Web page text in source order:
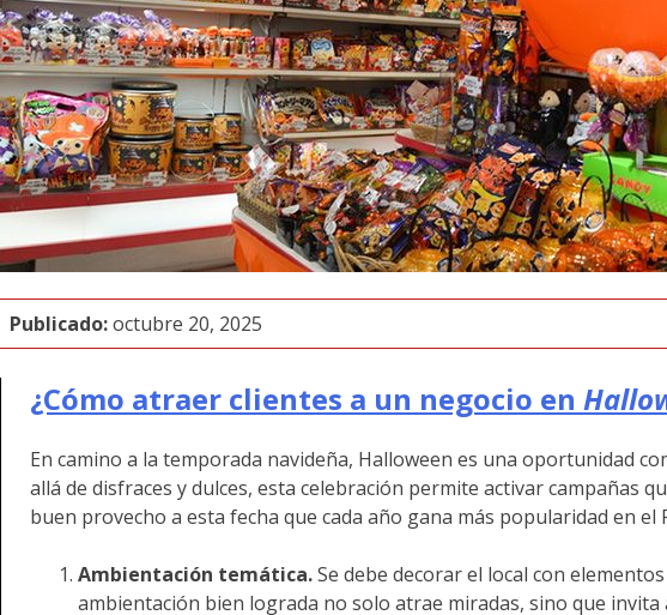
Publicado:octubre 20, 2025
¿Cómo atraer clientes a un negocio en
En camino a la temporada navideña, Halloween es una oportunidad
allá de disfraces y dulces, esta celebración permite activar campañas
buen provecho a esta fecha que cada año gana más popularidad en el
Ambientación temática.Se debe decorar el local con
ambientación bien lograda no solo atrae miradas, sino que